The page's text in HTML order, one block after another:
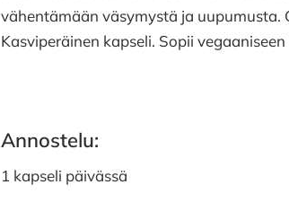
vähentämään väsymystä ja
Kasviperäinen kapseli. Sopii
Annostelu:
1 kapseli päivässä